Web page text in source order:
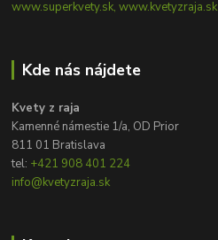
www.superkvety.sk, www.kvetyzraja.sk
Kde nás nájdete
Kvety z raja
Kamenné námestie 1/a, OD Prior
811 01 Bratislava
tel: +421 908 401 224
info@kvetyzraja.sk